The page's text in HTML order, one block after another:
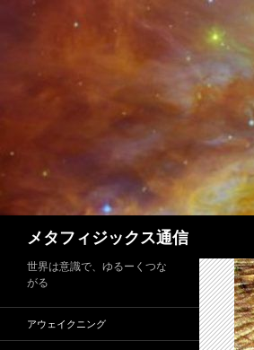
キ
メタフィジックス通信
世界は意識で、ゆるーくつな
がる
アウェイクニング